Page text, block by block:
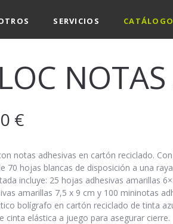
SERVICIOS CATÁLOGO
€
notas adhesivas en cartón reciclado.
70 hojas blancas de disposición a una
incluye: 25 hojas adhesivas amarillas
amarillas 7,5 x 9 cm y 100 mininotas
bolígrafo en cartón reciclado de tinta
cinta elástica a juego para asegurar cierre.